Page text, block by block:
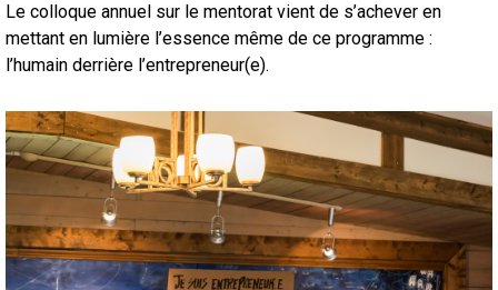
Le colloque annuel sur le mentorat vient de s’achever en
mettant en lumière l’essence même de ce programme :
l’humain derrière l’entrepreneur(e).